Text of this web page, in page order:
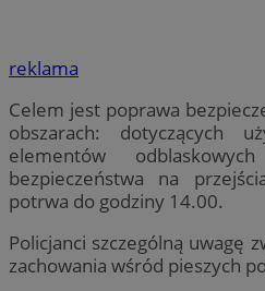
reklama
Celem jest poprawa
obszarach: dotyczących
elementów
bezpieczeństwa na
potrwa do godziny 14.00.
Policjanci szczególną uwagę
zachowania wśród pieszych